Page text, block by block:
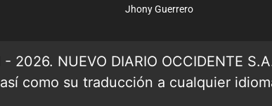
Jhony Guerrero
2026. NUEVO DIARIO OCCIDENTE
como su traducción a cualquier